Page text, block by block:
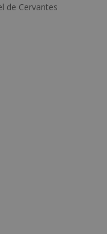
de Cervantes